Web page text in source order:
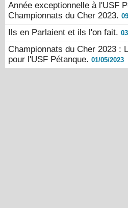
Année exceptionnelle à l'USF
Championnats du Cher 2023.
Ils en Parlaient et ils l'on fait.
Championnats du Cher 2023 :
pour l'USF Pétanque. 01/05/2023